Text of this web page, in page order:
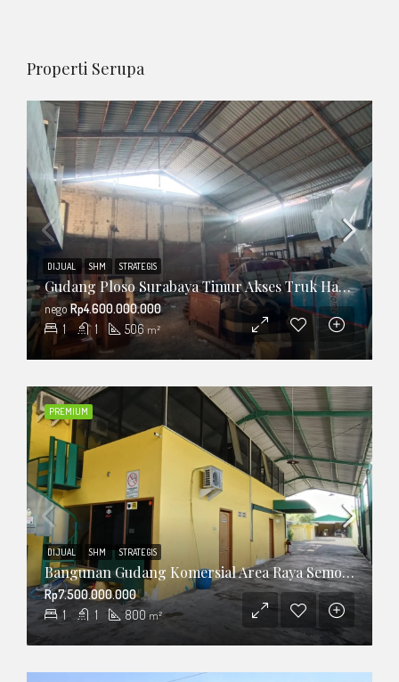
Properti Serupa
Gudang Ploso Surabaya Timur Akses Truk Hanya 1km Ke MERR
1 1 506 m²
negoRp4.600.000.000
DIJUAL SHM STRATEGIS
Bangunan Gudang Komersial Area Raya Semolowaru Hanya 100 M Ke MERR
1 1 800 m²
Rp7.500.000.000
DIJUAL SHM STRATEGIS
PREMIUM